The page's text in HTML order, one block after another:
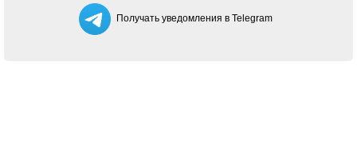
Получать уведомления в Telegram